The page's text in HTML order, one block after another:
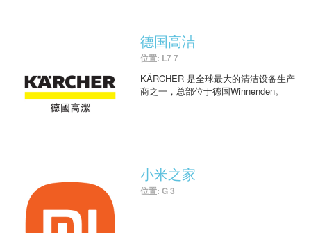
德国高洁
位置: L7 7
KÄRCHER 是全球最大的清洁设备生产
商之一，总部位于德国Winnenden。
小米之家
位置: G 3